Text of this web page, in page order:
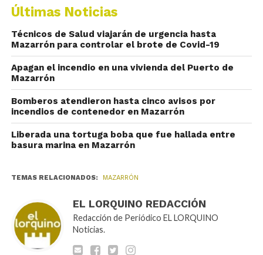
Últimas Noticias
Técnicos de Salud viajarán de urgencia hasta
Mazarrón para controlar el brote de Covid-19
Apagan el incendio en una vivienda del Puerto de
Mazarrón
Bomberos atendieron hasta cinco avisos por
incendios de contenedor en Mazarrón
Liberada una tortuga boba que fue hallada entre
basura marina en Mazarrón
TEMAS RELACIONADOS: MAZARRÓN
EL LORQUINO REDACCIÓN
Redacción de Periódico EL LORQUINO
Noticias.